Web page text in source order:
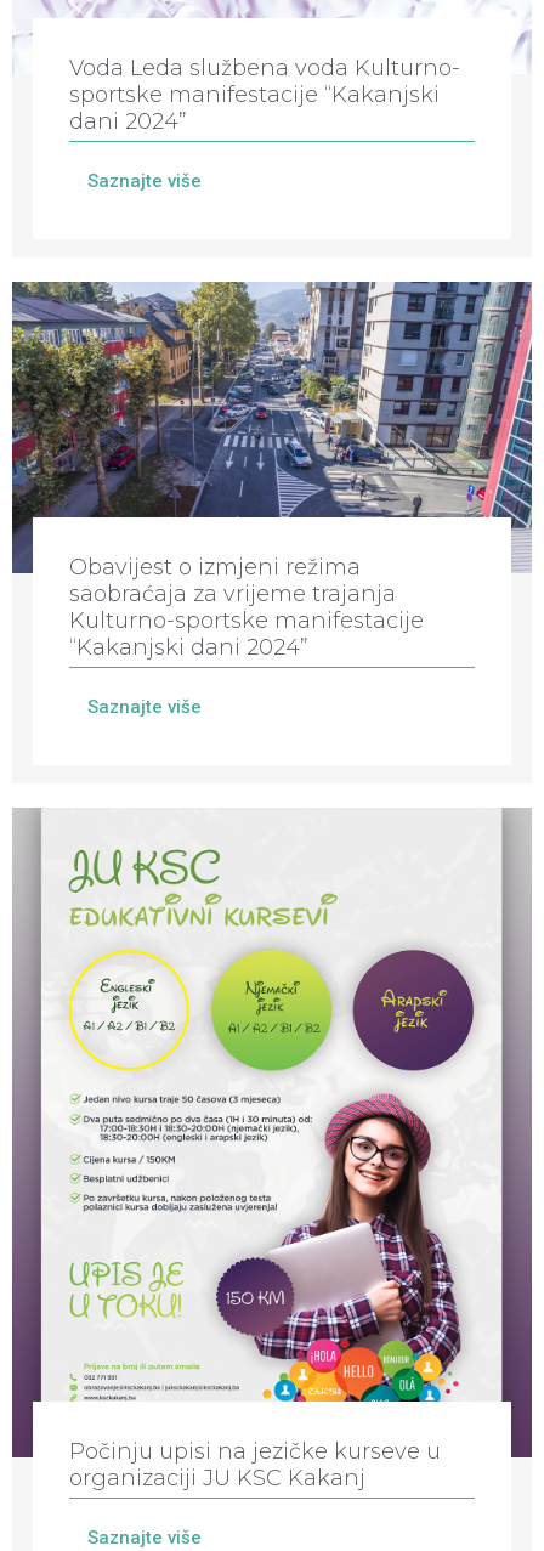
Voda Leda službena voda Kulturno-
sportske manifestacije “Kakanjski
dani 2024”
Saznajte više
Obavijest o izmjeni režima
saobraćaja za vrijeme trajanja
Kulturno-sportske manifestacije
“Kakanjski dani 2024”
Saznajte više
Počinju upisi na jezičke kurseve u
organizaciji JU KSC Kakanj
Saznajte više